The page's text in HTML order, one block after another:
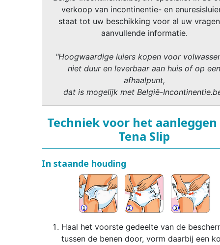
verkoop van incontinentie- en
staat tot uw beschikking voor al uw
aanvullende informatie.
"Hoogwaardige luiers kopen voor
niet duur en leverbaar aan huis of op een
afhaalpunt,
dat is mogelijk met België-
Techniek voor het aanleggen
Tena Slip
In staande houding
Haal het voorste gedeelte van de
tussen de benen door, vorm daarbij een